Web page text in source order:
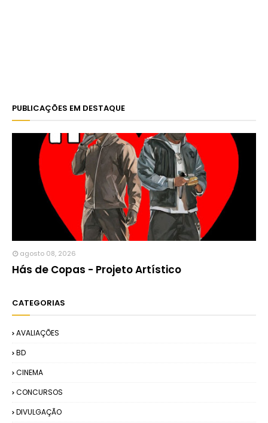
PUBLICAÇÕES EM DESTAQUE
agosto 08, 2026
Hás de Copas - Projeto Artístico
CATEGORIAS
AVALIAÇÕES
BD
CINEMA
CONCURSOS
DIVULGAÇÃO